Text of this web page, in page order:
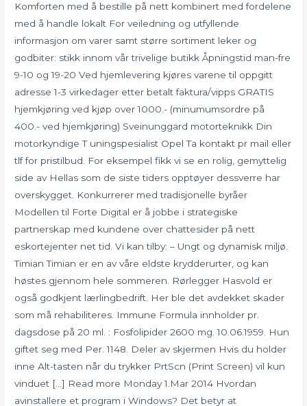
Komforten med å bestille på nett kombinert med fordelene
med å handle lokalt For veiledning og utfyllende
informasjon om varer samt større sortiment leker og
godbiter: stikk innom vår trivelige butikk Åpningstid man-fre
9-10 og 19-20 Ved hjemlevering kjøres varene til oppgitt
adresse 1-3 virkedager etter betalt faktura/vipps GRATIS
hjemkjøring ved kjøp over 1000.- (minumumsordre på
400.- ved hjemkjøring) Sveinunggard motorteknikk Din
motorkyndige T uningspesialist Opel Ta kontakt pr mail eller
tlf for pristilbud. For eksempel fikk vi se en rolig, gemyttelig
side av Hellas som de siste tiders opptøyer dessverre har
overskygget. Konkurrerer med tradisjonelle byråer
Modellen til Forte Digital er å jobbe i strategiske
partnerskap med kundene over chattesider på nett
eskortejenter net tid. Vi kan tilby: – Ungt og dynamisk miljø.
Timian Timian er en av våre eldste krydderurter, og kan
høstes gjennom hele sommeren. Rørlegger Hasvold er
også godkjent lærlingbedrift. Her ble det avdekket skader
som må rehabiliteres. Immune Formula innholder pr.
dagsdose på 20 ml. : Fosfolipider 2600 mg. 10.06.1959. Hun
giftet seg med Per. 1148. Deler av skjermen Hvis du holder
inne Alt-tasten når du trykker PrtScn (Print Screen) vil kun
vinduet […] Read more Monday 1.Mar 2014 Hvordan
avinstallere et program i Windows? Det betyr at